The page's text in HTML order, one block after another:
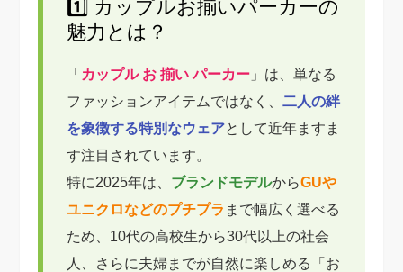
1️⃣ カップルお揃いパーカーの
魅力とは？
「 カップル お 揃い パーカー 」は、単なる
ファッションアイテムではなく、二人の絆
を象徴する特別なウェアとして近年ますま
す注目されています。
特に2025年は、 ブランドモデルからGUや
ユニクロなどのプチプラ まで幅広く選べる
ため、10代の高校生から30代以上の社会
人、さらに夫婦までが自然に楽しめる「お